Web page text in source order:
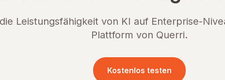
Leistungsfähigkeit von KI auf Enterprise-
Plattform von Querri.
Kostenlos testen